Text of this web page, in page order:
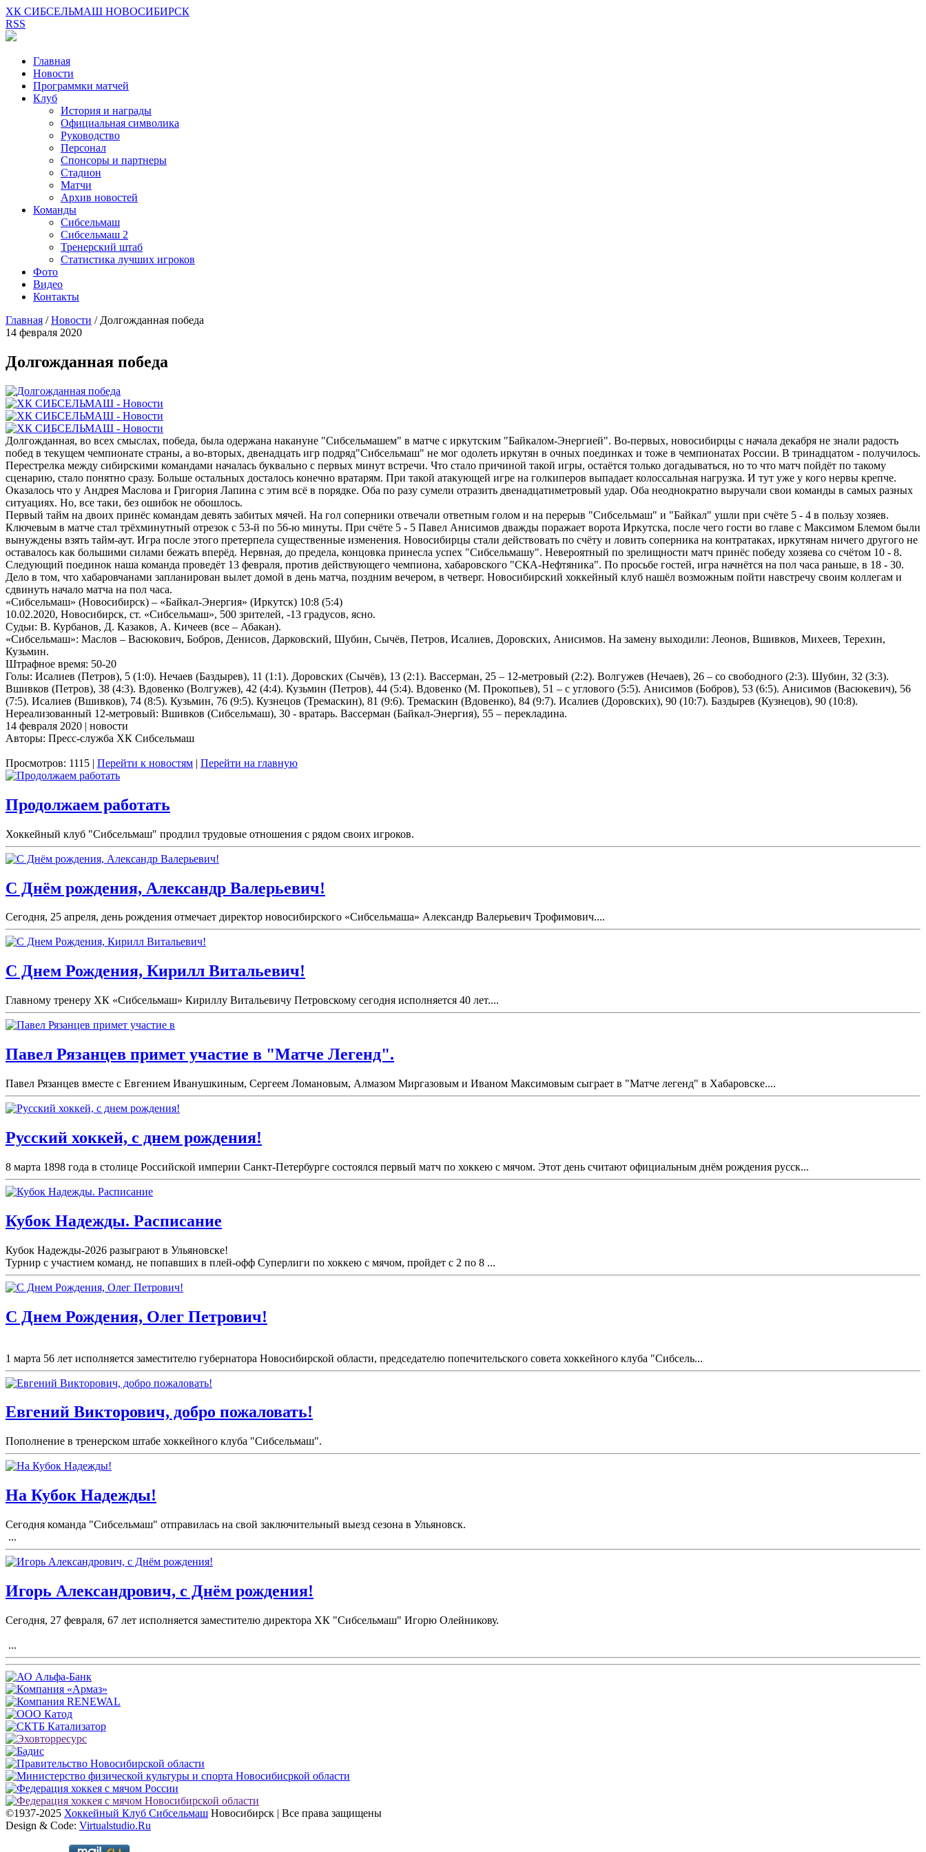
ХК СИБСЕЛЬМАШ НОВОСИБИРСК
RSS
Главная
Новости
Программки матчей
Клуб
История и награды
Официальная символика
Руководство
Персонал
Спонсоры и партнеры
Стадион
Матчи
Архив новостей
Команды
Сибсельмаш
Сибсельмаш 2
Тренерский штаб
Статистика лучших игроков
Фото
Видео
Контакты
Главная /Новости / Долгожданная победа
14 февраля 2020
Долгожданная победа
Долгожданная, во всех смыслах, победа, была одержана накануне "Сибсельмашем" в матче с иркутским "Байкалом-Энергией". Во-первых, новосибирцы с начала декабря не знали радость
побед в текущем чемпионате страны, а во-вторых, двенадцать игр подряд"Сибсельмаш" не мог одолеть иркутян в очных поединках и тоже в чемпионатах России. В тринадцатом - получилось.
Перестрелка между сибирскими командами началась буквально с первых минут встречи. Что стало причиной такой игры, остаётся только догадываться, но то что матч пойдёт по такому
сценарию, стало понятно сразу. Больше остальных досталось конечно вратарям. При такой атакующей игре на голкиперов выпадает колоссальная нагрузка. И тут уже у кого нервы крепче.
Оказалось что у Андрея Маслова и Григория Лапина с этим всё в порядке. Оба по разу сумели отразить двенадцатиметровый удар. Оба неоднократно выручали свои команды в самых разных
ситуациях. Но, все таки, без ошибок не обошлось.
Первый тайм на двоих принёс командам девять забитых мячей. На гол соперники отвечали ответным голом и на перерыв "Сибсельмаш" и "Байкал" ушли при счёте 5 - 4 в пользу хозяев.
Ключевым в матче стал трёхминутный отрезок с 53-й по 56-ю минуты. При счёте 5 - 5 Павел Анисимов дважды поражает ворота Иркутска, после чего гости во главе с Максимом Блемом были
вынуждены взять тайм-аут. Игра после этого претерпела существенные изменения. Новосибирцы стали действовать по счёту и ловить соперника на контратаках, иркутянам ничего другого не
оставалось как большими силами бежать вперёд. Нервная, до предела, концовка принесла успех "Сибсельмашу". Невероятный по зрелищности матч принёс победу хозяева со счётом 10 - 8.
Следующий поединок наша команда проведёт 13 февраля, против действующего чемпиона, хабаровского "СКА-Нефтяника". По просьбе гостей, игра начнётся на пол часа раньше, в 18 - 30.
Дело в том, что хабаровчанами запланирован вылет домой в день матча, поздним вечером, в четверг. Новосибирский хоккейный клуб нашёл возможным пойти навстречу своим коллегам и
сдвинуть начало матча на пол часа.
«Сибсельмаш» (Новосибирск) – «Байкал-Энергия» (Иркутск) 10:8 (5:4)
10.02.2020, Новосибирск, ст. «Сибсельмаш», 500 зрителей, -13 градусов, ясно.
Судьи: В. Курбанов, Д. Казаков, А. Кичеев (все – Абакан).
«Сибсельмаш»: Маслов – Васюкович, Бобров, Денисов, Дарковский, Шубин, Сычёв, Петров, Исалиев, Доровских, Анисимов. На замену выходили: Леонов, Вшивков, Михеев, Терехин,
Кузьмин.
Штрафное время: 50-20
Голы: Исалиев (Петров), 5 (1:0). Нечаев (Баздырев), 11 (1:1). Доровских (Сычёв), 13 (2:1). Вассерман, 25 – 12-метровый (2:2). Волгужев (Нечаев), 26 – со свободного (2:3). Шубин, 32 (3:3).
Вшивков (Петров), 38 (4:3). Вдовенко (Волгужев), 42 (4:4). Кузьмин (Петров), 44 (5:4). Вдовенко (М. Прокопьев), 51 – с углового (5:5). Анисимов (Бобров), 53 (6:5). Анисимов (Васюкевич), 56
(7:5). Исалиев (Вшивков), 74 (8:5). Кузьмин, 76 (9:5). Кузнецов (Тремаскин), 81 (9:6). Тремаскин (Вдовенко), 84 (9:7). Исалиев (Доровских), 90 (10:7). Баздырев (Кузнецов), 90 (10:8).
Нереализованный 12-метровый: Вшивков (Сибсельмаш), 30 - вратарь. Вассерман (Байкал-Энергия), 55 – перекладина.
14 февраля 2020 | новости
Авторы: Пресс-служба ХК Сибсельмаш
Просмотров: 1115 | Перейти к новостям | Перейти на главную
Продолжаем работать
Хоккейный клуб "Сибсельмаш" продлил трудовые отношения с рядом своих игроков.
С Днём рождения, Александр Валерьевич!
Сегодня, 25 апреля, день рождения отмечает директор новосибирского «Сибсельмаша» Александр Валерьевич Трофимович....
С Днем Рождения, Кирилл Витальевич!
Главному тренеру ХК «Сибсельмаш» Кириллу Витальевичу Петровскому сегодня исполняется 40 лет....
Павел Рязанцев примет участие в "Матче Легенд".
Павел Рязанцев вместе с Евгением Иванушкиным, Сергеем Ломановым, Алмазом Миргазовым и Иваном Максимовым сыграет в "Матче легенд" в Хабаровске....
Русский хоккей, с днем рождения!
8 марта 1898 года в столице Российской империи Санкт-Петербурге состоялся первый матч по хоккею с мячом. Этот день считают официальным днём рождения русск...
Кубок Надежды. Расписание
Кубок Надежды-2026 разыграют в Ульяновске!
Турнир с участием команд, не попавших в плей-офф Суперлиги по хоккею с мячом, пройдет с 2 по 8 ...
С Днем Рождения, Олег Петрович!
1 марта 56 лет исполняется заместителю губернатора Новосибирской области, председателю попечительского совета хоккейного клуба "Сибсель...
Евгений Викторович, добро пожаловать!
Пополнение в тренерском штабе хоккейного клуба "Сибсельмаш".
На Кубок Надежды!
Сегодня команда "Сибсельмаш" отправилась на свой заключительный выезд сезона в Ульяновск.
...
Игорь Александрович, с Днём рождения!
Сегодня, 27 февраля, 67 лет исполняется заместителю директора ХК "Сибсельмаш" Игорю Олейникову.
...
©1937-2025 Хоккейный Клуб Сибсельмаш Новосибирск | Все права защищены
Design & Code: Virtualstudio.Ru